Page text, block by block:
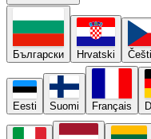
Български Hrvatski
Eesti Suomi Français